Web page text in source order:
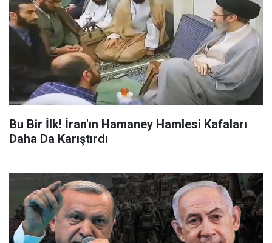
Bu Bir İlk! İran'ın Hamaney Hamlesi Kafaları
Daha Da Karıştırdı